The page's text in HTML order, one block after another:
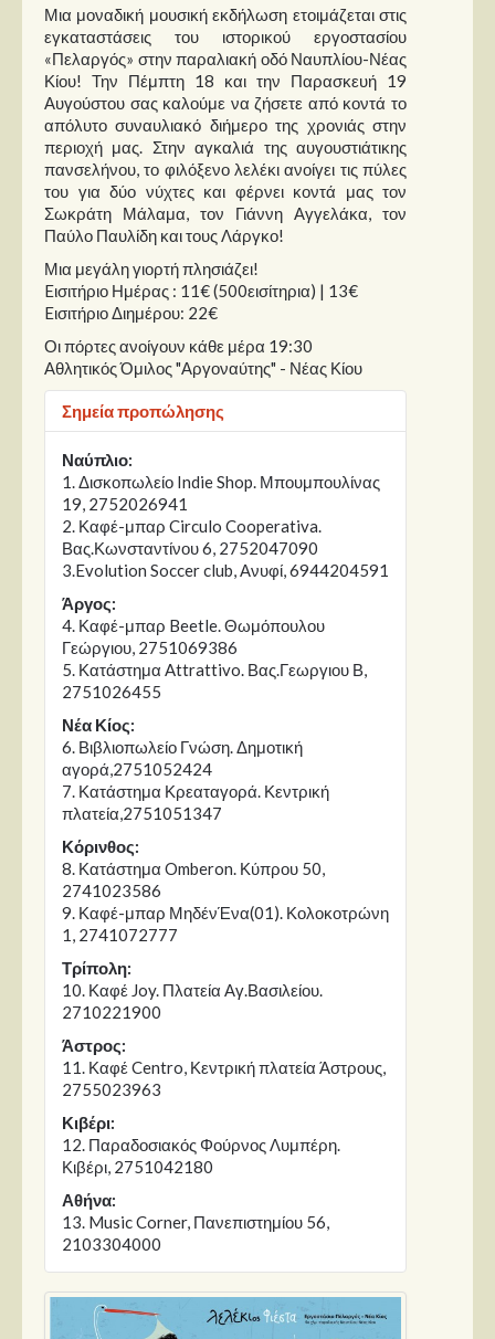
Στήλες
Polls
Small Talk
Blog
Μια μοναδική μουσική εκδήλωση ετοιμάζεται στις
εγκαταστάσεις του ιστορικού εργοστασίου
«Πελαργός» στην παραλιακή οδό Ναυπλίου-Νέας
Κίου! Την Πέμπτη 18 και την Παρασκευή 19
Αυγούστου σας καλούμε να ζήσετε από κοντά το
απόλυτο συναυλιακό διήμερο της χρονιάς στην
περιοχή μας. Στην αγκαλιά της αυγουστιάτικης
πανσελήνου, το φιλόξενο λελέκι ανοίγει τις πύλες
του για δύο νύχτες και φέρνει κοντά μας τον
Σωκράτη Μάλαμα, τον Γιάννη Αγγελάκα, τον
Παύλο Παυλίδη και τους Λάργκο!
Μια μεγάλη γιορτή πλησιάζει!
Eισιτήριο Ημέρας : 11€ (500εισίτηρια) | 13€
Eισιτήριο Διημέρου: 22€
Οι πόρτες ανοίγουν κάθε μέρα 19:30
Αθλητικός Όμιλος "Αργοναύτης" - Νέας Κίου
Σημεία προπώλησης
Ναύπλιο:
1. Δισκοπωλείο Indie Shop. Μπουμπουλίνας
19, 2752026941
2. Καφέ-μπαρ Circulo Cooperativa.
Βας.Κωνσταντίνου 6, 2752047090
3.Evolution Soccer club, Ανυφί, 6944204591
Άργος:
4. Καφέ-μπαρ Beetle. Θωμόπουλου
Γεώργιου, 2751069386
5. Κατάστημα Attrattivo. Βας.Γεωργιου Β,
2751026455
Νέα Κίος:
6. Βιβλιοπωλείο Γνώση. Δημοτική
αγορά,2751052424
7. Κατάστημα Κρεαταγορά. Κεντρική
πλατεία,2751051347
Κόρινθος:
8. Κατάστημα Omberon. Κύπρου 50,
2741023586
9. Καφέ-μπαρ ΜηδένΈνα(01). Κολοκοτρώνη
1, 2741072777
Τρίπολη:
10. Καφέ Joy. Πλατεία Αγ.Βασιλείου.
2710221900
Άστρος:
11. Καφέ Centro, Κεντρική πλατεία Άστρους,
2755023963
Κιβέρι:
12. Παραδοσιακός Φούρνος Λυμπέρη.
Κιβέρι, 2751042180
Αθήνα:
13. Music Corner, Πανεπιστημίου 56,
2103304000